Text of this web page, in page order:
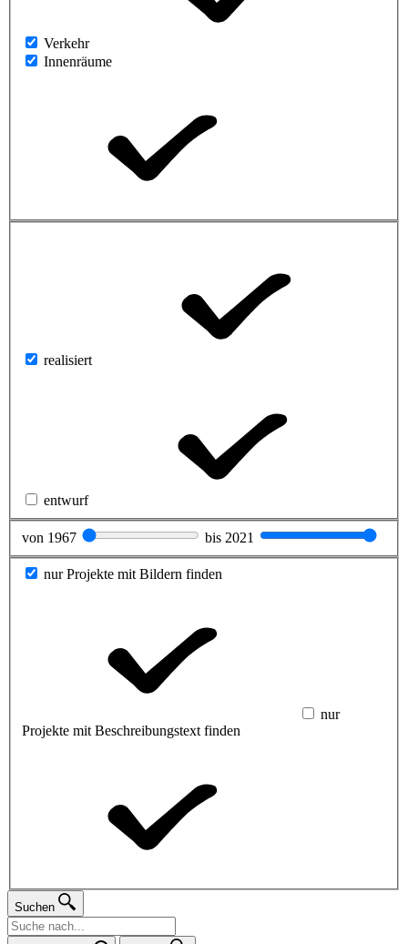
Verkehr
Innenräume
realisiert
entwurf
von 1967 bis 2021
nur Projekte mit Bildern finden
nur
Projekte mit Beschreibungstext finden
Suchen